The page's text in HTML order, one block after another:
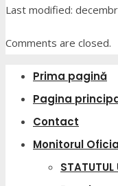
Last modified:
Comments are closed.
Prima pagină
Pagina
Contact
Monitorul